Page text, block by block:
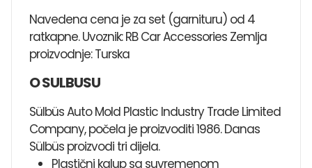
Navedena cena je za set (garnituru) od 4
ratkapne. Uvoznik: RB Car Accessories Zemlja
proizvodnje: Turska
O SULBUSU
Sülbüs Auto Mold Plastic Industry Trade Limited
Company, počela je proizvoditi 1986. Danas
Sülbüs proizvodi tri dijela.
Plastični kalup sa suvremenom